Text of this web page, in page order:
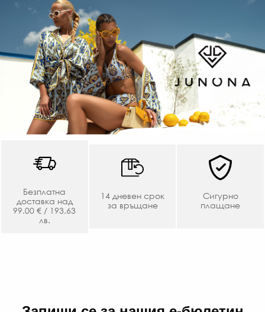
Безплатна
доставка над
99.00 € / 193.63
лв.
14 дневен срок
за връщане
Сигурно
плащане